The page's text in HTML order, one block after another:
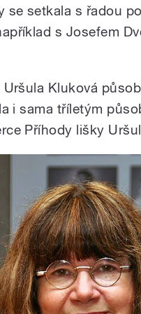
se setkala s řadou
s Josefem
Kluková
i sama tříletým
Příhody lišky